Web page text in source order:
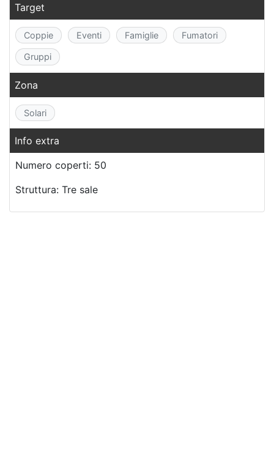
Target
Coppie Eventi Famiglie Fumatori
Gruppi
Zona
Solari
Info extra
Numero coperti: 50
Struttura: Tre sale